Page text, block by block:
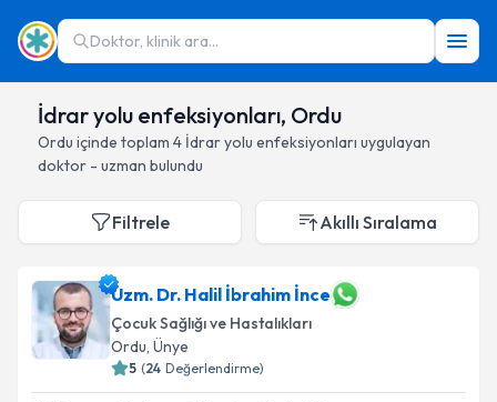
Doktor, klinik ara...
İdrar yolu enfeksiyonları, Ordu
Ordu içinde toplam 4 İdrar yolu enfeksiyonları uygulayan
doktor - uzman bulundu
Filtrele Akıllı Sıralama
Uzm. Dr. Halil İbrahim İnce
Çocuk Sağlığı ve Hastalıkları
Ordu, Ünye
5 (24 Değerlendirme)